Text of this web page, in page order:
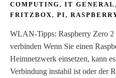
COMPUTING, IT GENERAL ,
FRITZBOX, PI,
WLAN-Tipps: Raspberry Zero
verbinden Wenn Sie einen
Heimnetzwerk einsetzen, kann
Verbindung instabil ist oder der